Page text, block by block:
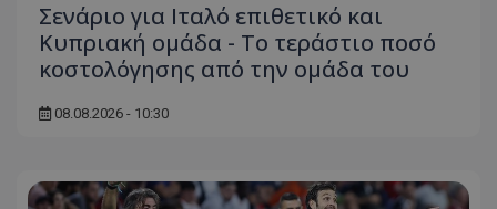
Σενάριο για Ιταλό επιθετικό και
Κυπριακή ομάδα - Το τεράστιο ποσό
κοστολόγησης από την ομάδα του
08.08.2026 - 10:30